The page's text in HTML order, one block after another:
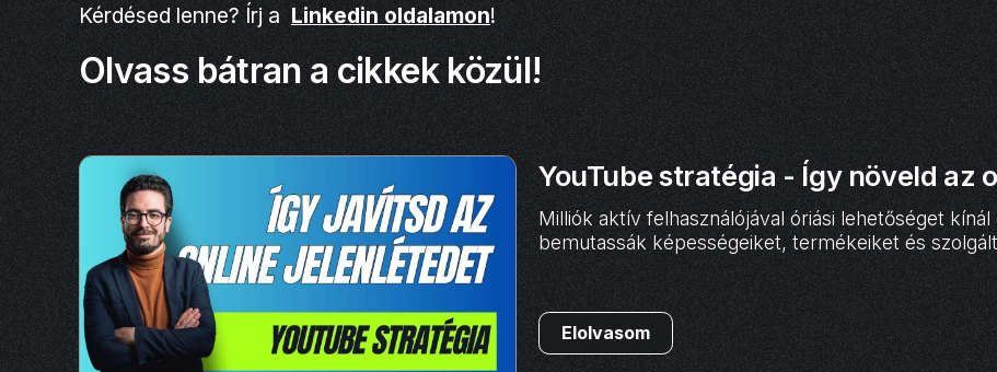
Kérdésed lenne? Írj a Linkedin oldalamon!
Olvass bátran a cikkek közül!
YouTube stratégia - Így növeld az
Milliók aktív felhasználójával óriási lehetőséget
bemutassák képességeiket, termékeiket és
Elolvasom